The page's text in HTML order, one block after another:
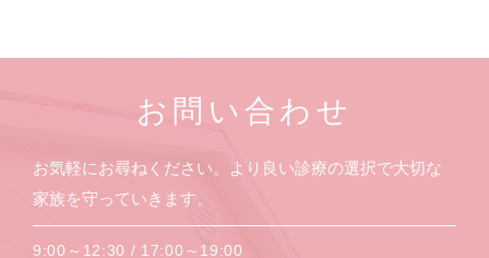
お問い合わせ
お気軽にお尋ねください。より良い診療の選択で大切な
家族を守っていきます。
9:00～12:30 / 17:00～19:00